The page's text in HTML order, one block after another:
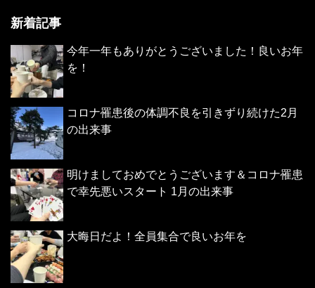
新着記事
今年一年もありがとうございました！良いお年
を！
コロナ罹患後の体調不良を引きずり続けた2月
の出来事
明けましておめでとうございます＆コロナ罹患
で幸先悪いスタート 1月の出来事
大晦日だよ！全員集合で良いお年を